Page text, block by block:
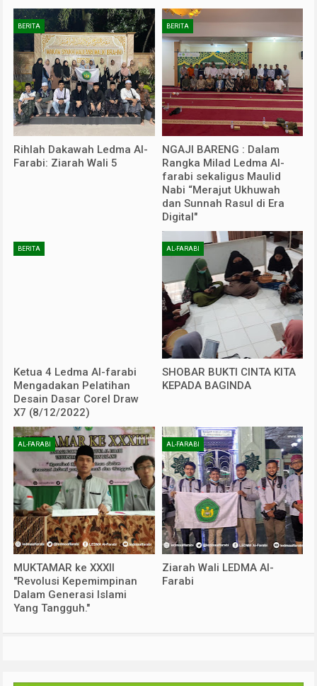
BERITA
Rihlah Dakawah Ledma Al-
Farabi: Ziarah Wali 5
BERITA
NGAJI BARENG : Dalam
Rangka Milad Ledma Al-
farabi sekaligus Maulid
Nabi “Merajut Ukhuwah
dan Sunnah Rasul di Era
Digital"
BERITA
Ketua 4 Ledma Al-farabi
Mengadakan Pelatihan
Desain Dasar Corel Draw
X7 (8/12/2022)
AL-FARABI
SHOBAR BUKTI CINTA KITA
KEPADA BAGINDA
AL-FARABI
MUKTAMAR ke XXXII
"Revolusi Kepemimpinan
Dalam Generasi Islami
Yang Tangguh."
AL-FARABI
Ziarah Wali LEDMA Al-
Farabi